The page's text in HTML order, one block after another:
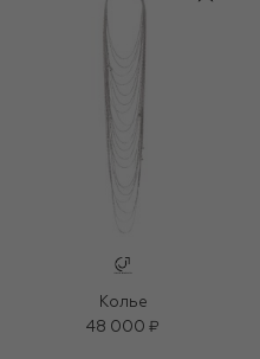
Колье
48 000 ₽